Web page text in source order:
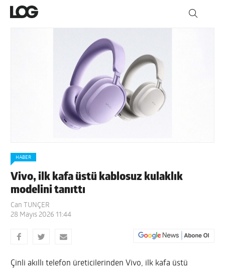
HABER
Vivo, ilk kafa üstü kablosuz kulaklık
modelini tanıttı
Can TUNÇER
28 Mayıs 2026 11:44
Çinli akıllı telefon üreticilerinden Vivo, ilk kafa üstü